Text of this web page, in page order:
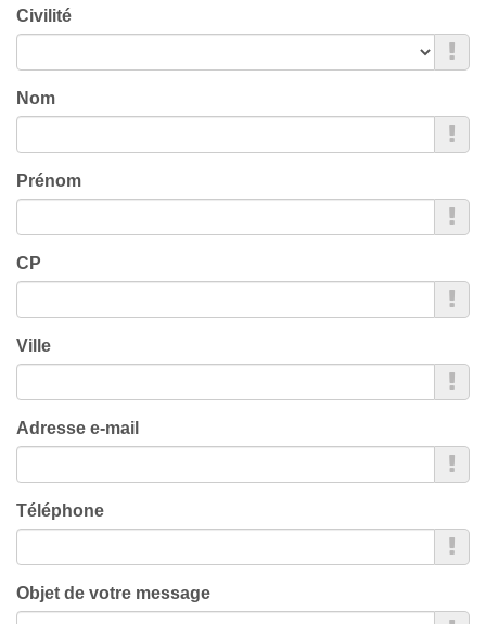
Civilité
Nom
Prénom
CP
Ville
Adresse e-mail
Téléphone
Objet de votre message